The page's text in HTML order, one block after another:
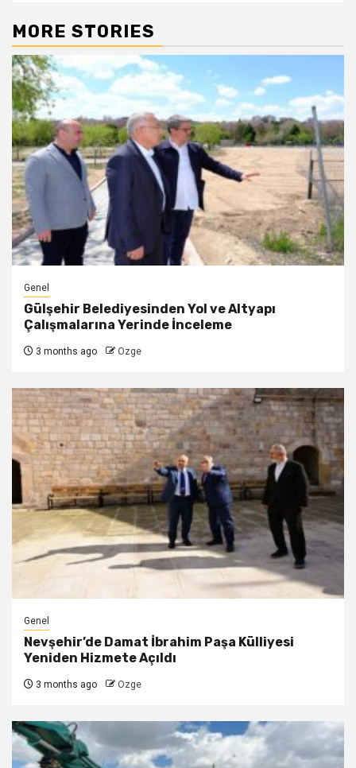
MORE STORIES
Genel
Gülşehir Belediyesinden Yol ve Altyapı
Çalışmalarına Yerinde İnceleme
3 months ago Ozge
Genel
Nevşehir’de Damat İbrahim Paşa Külliyesi
Yeniden Hizmete Açıldı
3 months ago Ozge